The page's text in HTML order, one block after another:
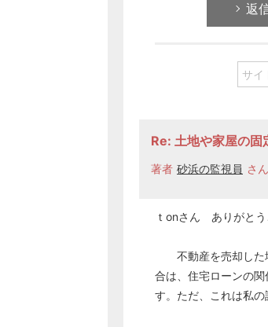
返
Re: 土地や家屋の固
著者 砂浜の監視員 さん
ｔonさん ありがとう
不動産を売却した
合は、住宅ローンの
す。ただ、これは私の